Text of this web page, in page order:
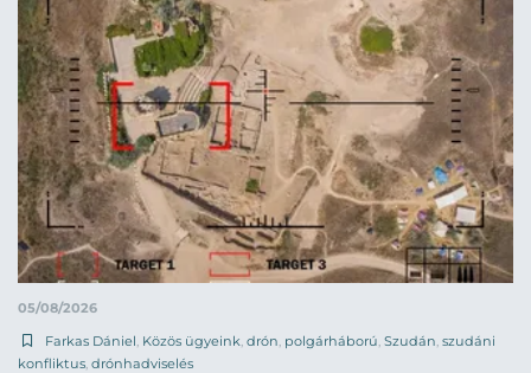
05/08/2026
Farkas Dániel Közös ügyeink drón polgárháború Szudán szudáni
konfliktus drónhadviselés